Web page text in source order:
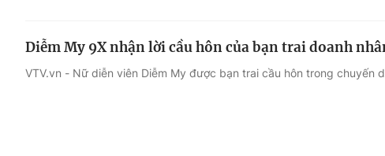
Diễm My 9X nhận lời cầu hôn của bạn trai doanh
VTV.vn - Nữ diễn viên Diễm My được bạn trai cầu hôn trong chuyến